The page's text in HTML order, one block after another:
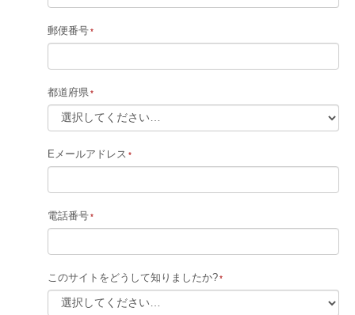
郵便番号
都道府県
Eメールアドレス
電話番号
このサイトをどうして知りましたか?